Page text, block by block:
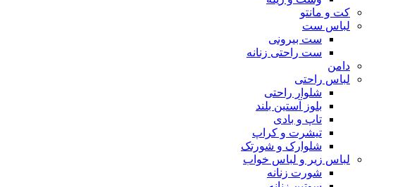
کت و مانتو
لباس ست
ست بیرونی
ست راحتی زنانه
دامن
لباس راحتی
شلوار راحتی
بلوز آستین بلند
تاپ و بادی
تیشرت و کراپ
شلوارک و شورتک
لباس زیر و لباس خواب
شورت زنانه